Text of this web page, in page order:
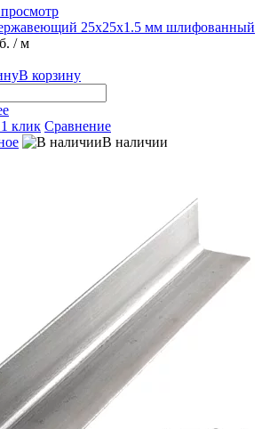
25х25х1.5 мм шлифованный
/ м
В корзину
клик Сравнение
В наличии